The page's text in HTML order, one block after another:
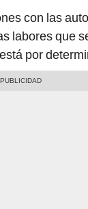
con las
labores que
por